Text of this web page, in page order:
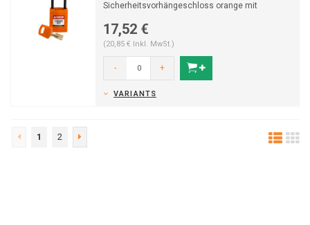
Sicherheitsvorhängeschloss orange mit
17,52 €
(20,85 € Inkl. MwSt.)
- +
VARIANTS
1 2